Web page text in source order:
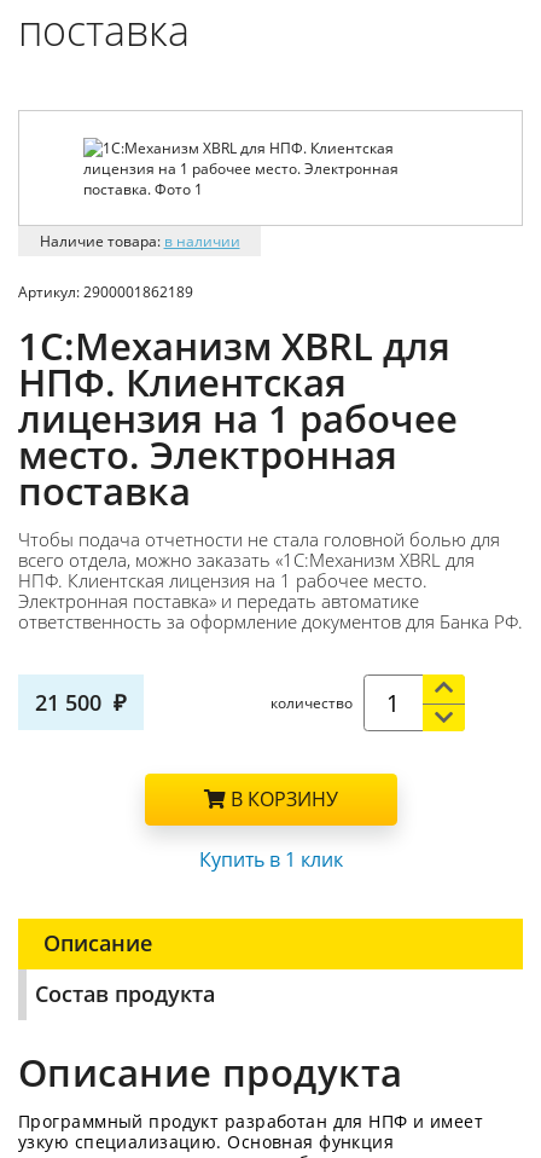
поставка
Наличие товара: в наличии
Артикул:2900001862189
1С:Механизм XBRL для
НПФ. Клиентская
лицензия на 1 рабочее
место. Электронная
поставка
Чтобы подача отчетности не стала головной болью для
всего отдела, можно заказать «1С:Механизм XBRL для
НПФ. Клиентская лицензия на 1 рабочее место.
Электронная поставка» и передать автоматике
ответственность за оформление документов для Банка РФ.
21 500 количество
В КОРЗИНУ
Купить в 1 клик
Описание
Состав продукта
Описание продукта
Программный продукт разработан для НПФ и имеет
узкую специализацию. Основная функция